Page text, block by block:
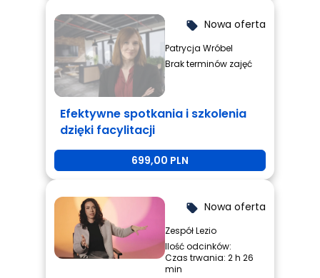
local_offer Nowa oferta
Patrycja Wróbel
Brak terminów zajęć
Efektywne spotkania i szkolenia
dzięki facylitacji
699,00 PLN
local_offer Nowa oferta
Zespół Lezio
Ilość odcinków:
Czas trwania: 2 h 26
min